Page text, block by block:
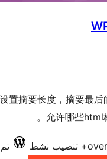
置摘要长度，摘要最后
允许哪些html
تم